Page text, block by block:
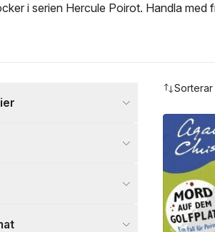
i serien Hercule Poirot. Handla med
Sorterar